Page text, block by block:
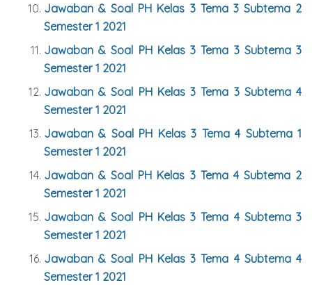
Jawaban & Soal PH Kelas 3 Tema 3 Subtema 2
Semester 1 2021
Jawaban & Soal PH Kelas 3 Tema 3 Subtema 3
Semester 1 2021
Jawaban & Soal PH Kelas 3 Tema 3 Subtema 4
Semester 1 2021
Jawaban & Soal PH Kelas 3 Tema 4 Subtema 1
Semester 1 2021
Jawaban & Soal PH Kelas 3 Tema 4 Subtema 2
Semester 1 2021
Jawaban & Soal PH Kelas 3 Tema 4 Subtema 3
Semester 1 2021
Jawaban & Soal PH Kelas 3 Tema 4 Subtema 4
Semester 1 2021